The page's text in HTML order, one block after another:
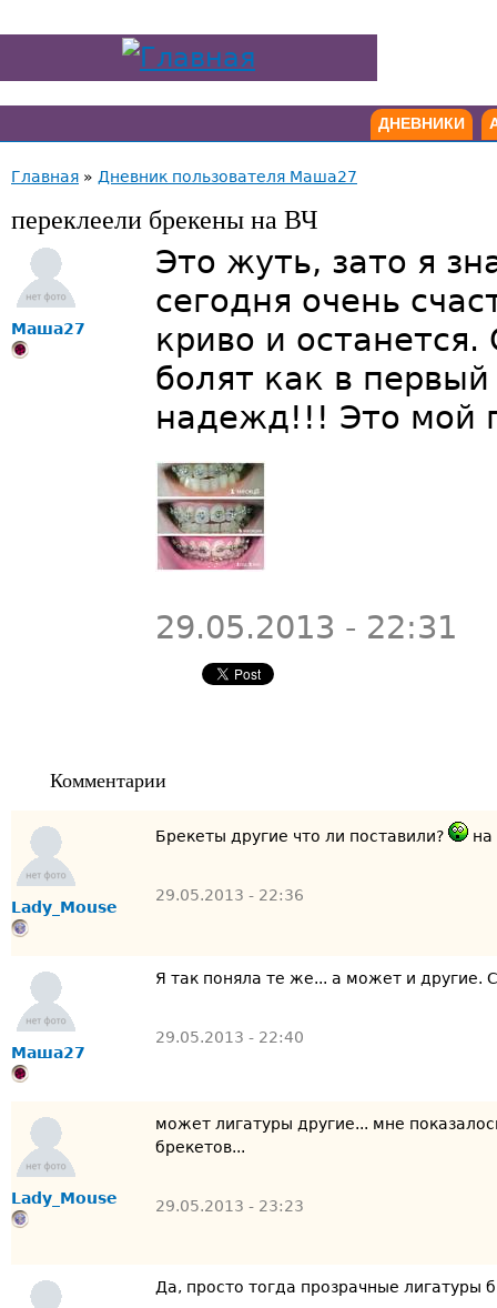
ДНЕВНИКИ
Главная » Дневник пользователя Маша27
переклеели брекены на ВЧ
Маша27
Это жуть, зато я
сегодня очень
криво и останется.
болят как в
надежд!!! Это мой
29.05.2013 - 22:31
Комментарии
Lady_Mouse
Брекеты другие что ли поставили? на
29.05.2013 - 22:36
Маша27
Я так поняла те же... а может и другие.
29.05.2013 - 22:40
Lady_Mouse
может лигатуры другие... мне
брекетов...
29.05.2013 - 23:23
Да, просто тогда прозрачные лигатуры